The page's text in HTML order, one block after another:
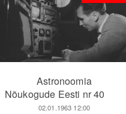
Astronoomia
Nõukogude Eesti nr 40
02.01.1963 12:00